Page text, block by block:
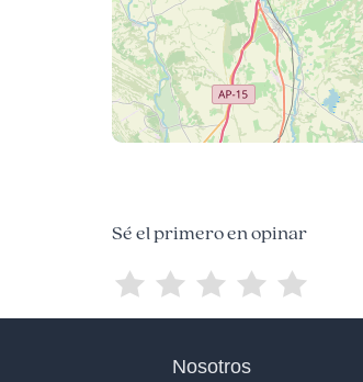
Sé el primero en opinar
Nosotros